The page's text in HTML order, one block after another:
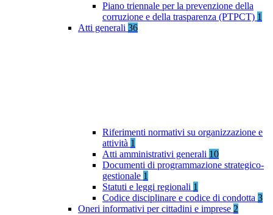
Piano triennale per la prevenzione della
corruzione e della trasparenza (PTPCT) 1
Atti generali 36
Riferimenti normativi su organizzazione e
attività 1
Atti amministrativi generali 10
Documenti di programmazione strategico-
gestionale 1
Statuti e leggi regionali 1
Codice disciplinare e codice di condotta 3
Oneri informativi per cittadini e imprese 2